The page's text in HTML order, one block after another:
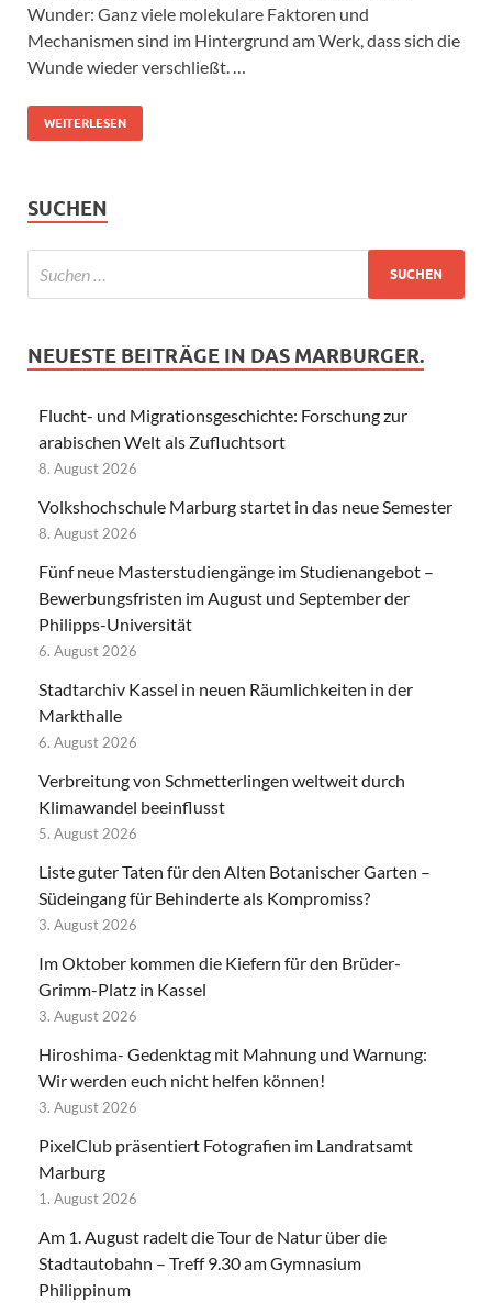
Wunder: Ganz viele molekulare Faktoren und
Mechanismen sind im Hintergrund am Werk, dass sich die
Wunde wieder verschließt. …
WEITERLESEN
SUCHEN
NEUESTE BEITRÄGE IN DAS MARBURGER.
Flucht- und Migrationsgeschichte: Forschung zur
arabischen Welt als Zufluchtsort
8. August 2026
Volkshochschule Marburg startet in das neue Semester
8. August 2026
Fünf neue Masterstudiengänge im Studienangebot –
Bewerbungsfristen im August und September der
Philipps-Universität
6. August 2026
Stadtarchiv Kassel in neuen Räumlichkeiten in der
Markthalle
6. August 2026
Verbreitung von Schmetterlingen weltweit durch
Klimawandel beeinflusst
5. August 2026
Liste guter Taten für den Alten Botanischer Garten –
Südeingang für Behinderte als Kompromiss?
3. August 2026
Im Oktober kommen die Kiefern für den Brüder-
Grimm-Platz in Kassel
3. August 2026
Hiroshima- Gedenktag mit Mahnung und Warnung:
Wir werden euch nicht helfen können!
3. August 2026
PixelClub präsentiert Fotografien im Landratsamt
Marburg
1. August 2026
Am 1. August radelt die Tour de Natur über die
Stadtautobahn – Treff 9.30 am Gymnasium
Philippinum